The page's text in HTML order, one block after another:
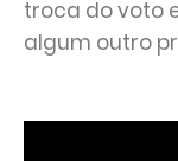
troca do voto
algum outro